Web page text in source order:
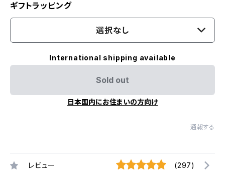
ギフトラッピング
選択なし
International shipping available
Sold out
日本国内にお住まいの方向け
通報する
レビュー (297)